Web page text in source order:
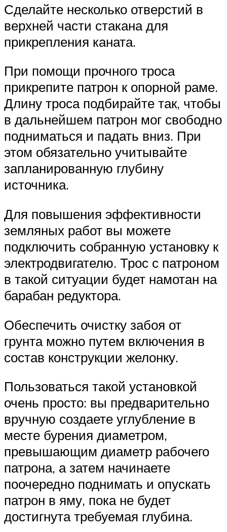
Сделайте несколько отверстий в
верхней части стакана для
прикрепления каната.
При помощи прочного троса
прикрепите патрон к опорной раме.
Длину троса подбирайте так, чтобы
в дальнейшем патрон мог свободно
подниматься и падать вниз. При
этом обязательно учитывайте
запланированную глубину
источника.
Для повышения эффективности
земляных работ вы можете
подключить собранную установку к
электродвигателю. Трос с патроном
в такой ситуации будет намотан на
барабан редуктора.
Обеспечить очистку забоя от
грунта можно путем включения в
состав конструкции желонку.
Пользоваться такой установкой
очень просто: вы предварительно
вручную создаете углубление в
месте бурения диаметром,
превышающим диаметр рабочего
патрона, а затем начинаете
поочередно поднимать и опускать
патрон в яму, пока не будет
достигнута требуемая глубина.